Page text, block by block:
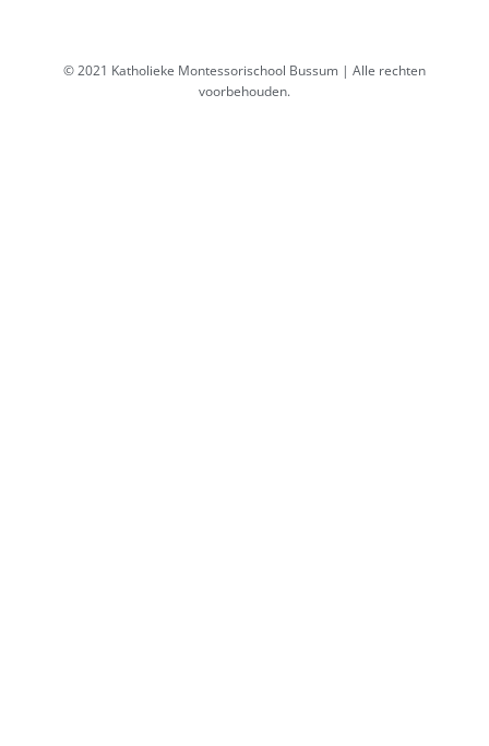
© 2021 Katholieke Montessorischool Bussum | Alle rechten
voorbehouden.